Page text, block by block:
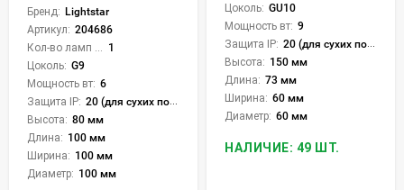
Бренд: Lightstar
Артикул: 204686
1
Цоколь: G9
Мощность вт: 6
Защита IP: 20 (для сухих пом.)
Высота: 80 мм
Длина: 100 мм
Ширина: 100 мм
Диаметр: 100 мм
Цоколь: GU10
Мощность вт: 9
Защита IP: 20 (для сухих пом.)
Высота: 150 мм
Длина: 73 мм
Ширина: 60 мм
Диаметр: 60 мм
НАЛИЧИЕ: 49 ШТ.